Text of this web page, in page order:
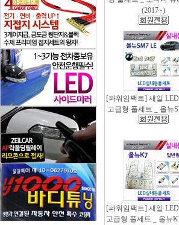
(2017~)
[파워임팩트] 새일
고급형 풀세트 _ 올뉴
[파워임팩트] 새일
고급형 풀세트 _ 올뉴